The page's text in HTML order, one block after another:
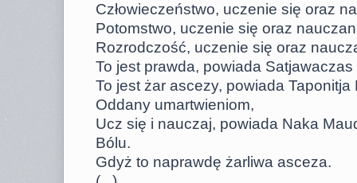
Człowieczeństwo, uczenie się oraz
Potomstwo, uczenie się oraz
Rozrodczość, uczenie się oraz
To jest prawda, powiada Satjawaczas
To jest żar ascezy, powiada Taponitja
Oddany umartwieniom,
Ucz się i nauczaj, powiada Naka
Bólu.
Gdyż to naprawdę żarliwa asceza.